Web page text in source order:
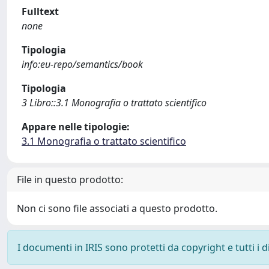
Fulltext
none
Tipologia
info:eu-repo/semantics/book
Tipologia
3 Libro::3.1 Monografia o trattato scientifico
Appare nelle tipologie:
3.1 Monografia o trattato scientifico
File in questo prodotto:
Non ci sono file associati a questo prodotto.
I documenti in IRIS sono protetti da copyright e tutti i